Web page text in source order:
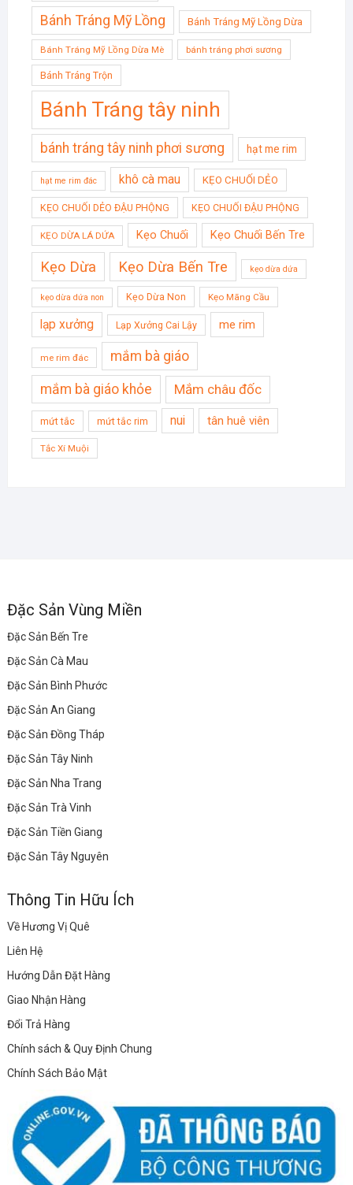
Bánh Tráng Mỹ Lồng Bánh Tráng Mỹ Lồng Dừa
Bánh Tráng Mỹ Lồng Dừa Mè bánh tráng phơi sương
Bánh Tráng Trộn
Bánh Tráng tây ninh
bánh tráng tây ninh phơi sương hạt me rim
hạt me rim đác khô cà mau KẸO CHUỐI DẺO
KẸO CHUỐI DẺO ĐẬU PHỘNG KẸO CHUỐI ĐẬU PHỘNG
KẸO DỪA LÁ DỨA Kẹo Chuối Kẹo Chuối Bến Tre
Kẹo Dừa Kẹo Dừa Bến Tre kẹo dừa dứa
kẹo dừa dứa non Kẹo Dừa Non Kẹo Mãng Cầu
lạp xưởng Lạp Xưởng Cai Lậy me rim
me rim đác mắm bà giáo
mắm bà giáo khỏe Mắm châu đốc
mứt tắc mứt tắc rim nui tân huê viên
Tắc Xí Muội
Đặc Sản Vùng Miền
Đặc Sản Bến Tre
Đặc Sản Cà Mau
Đặc Sản Bình Phước
Đặc Sản An Giang
Đặc Sản Đồng Tháp
Đặc Sản Tây Ninh
Đặc Sản Nha Trang
Đặc Sản Trà Vinh
Đặc Sản Tiền Giang
Đặc Sản Tây Nguyên
Thông Tin Hữu Ích
Về Hương Vị Quê
Liên Hệ
Hướng Dẫn Đặt Hàng
Giao Nhận Hàng
Đổi Trả Hàng
Chính sách & Quy Định Chung
Chính Sách Bảo Mật